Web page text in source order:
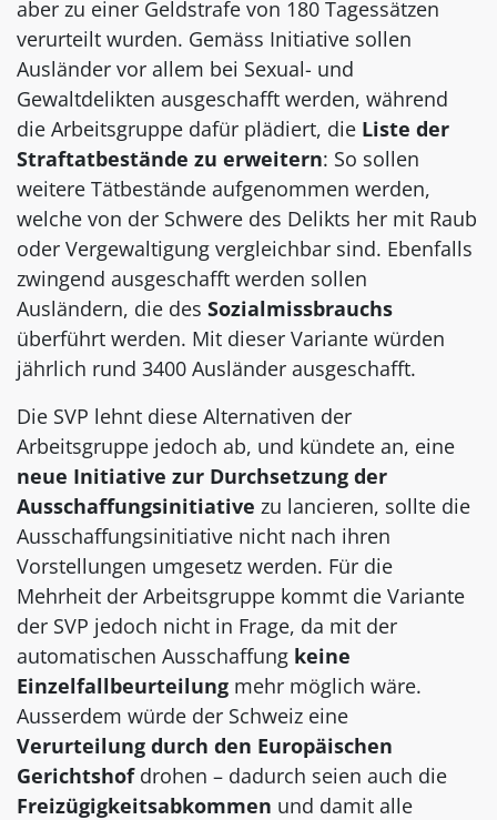
aber zu einer Geldstrafe von 180 Tagessätzen
verurteilt wurden. Gemäss Initiative sollen
Ausländer vor allem bei Sexual- und
Gewaltdelikten ausgeschafft werden, während
die Arbeitsgruppe dafür plädiert, die Liste der
Straftatbestände zu erweitern: So sollen
weitere Tätbestände aufgenommen werden,
welche von der Schwere des Delikts her mit Raub
oder Vergewaltigung vergleichbar sind. Ebenfalls
zwingend ausgeschafft werden sollen
Ausländern, die des Sozialmissbrauchs
überführt werden. Mit dieser Variante würden
jährlich rund 3400 Ausländer ausgeschafft.
Die SVP lehnt diese Alternativen der
Arbeitsgruppe jedoch ab, und kündete an, eine
neue Initiative zur Durchsetzung der
Ausschaffungsinitiative zu lancieren, sollte die
Ausschaffungsinitiative nicht nach ihren
Vorstellungen umgesetz werden. Für die
Mehrheit der Arbeitsgruppe kommt die Variante
der SVP jedoch nicht in Frage, da mit der
automatischen Ausschaffung keine
Einzelfallbeurteilung mehr möglich wäre.
Ausserdem würde der Schweiz eine
Verurteilung durch den Europäischen
Gerichtshofdrohen – dadurch seien auch die
Freizügigkeitsabkommen und damit alle